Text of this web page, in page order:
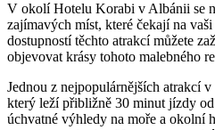
V ‍okolí Hotelu Korabi ‍v Albánii se
zajímavých míst, které čekají na
dostupností⁣ těchto atrakcí můžete
objevovat ​krásy tohoto malebného
Jednou z nejpopulárnějších atrakcí
který leží⁤ přibližně 30 ‍minut jízdy
úchvatné výhledy ⁢na moře a okolní